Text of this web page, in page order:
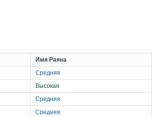
Имя Раяна
Средняя
Высокая
Средняя
Средняя